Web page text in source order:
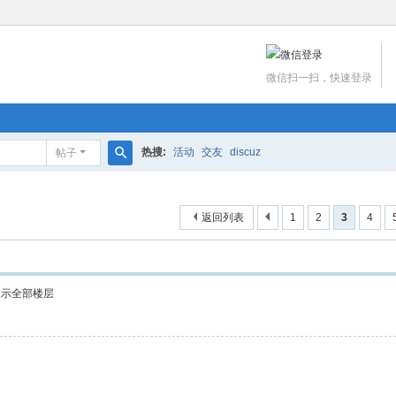
微信扫一扫，快速登录
帖子 热搜: 活动 交友 discuz
1 2 3 4
返回列表
全部楼层